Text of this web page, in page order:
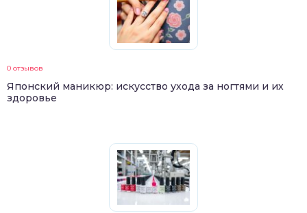
0 отзывов
Японский маникюр: искусство ухода за ногтями и их
здоровье